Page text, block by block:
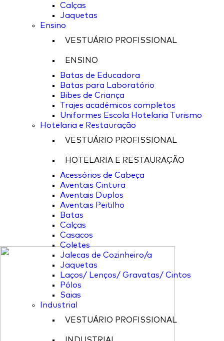
Calças
Jaquetas
Ensino
VESTUÁRIO PROFISSIONAL
ENSINO
Batas de Educadora
Batas para Laboratório
Bibes de Criança
Trajes académicos completos
Uniformes Escola Hotelaria Turismo
Hotelaria e Restauração
VESTUÁRIO PROFISSIONAL
HOTELARIA E RESTAURAÇÃO
Acessórios de Cabeça
Aventais Cintura
Aventais Duplos
Aventais Peitilho
Batas
Calças
Casacos
Coletes
Jalecas de Cozinheiro/a
Jaquetas
Laços/ Lenços/ Gravatas/ Cintos
Pólos
Saias
Industrial
VESTUÁRIO PROFISSIONAL